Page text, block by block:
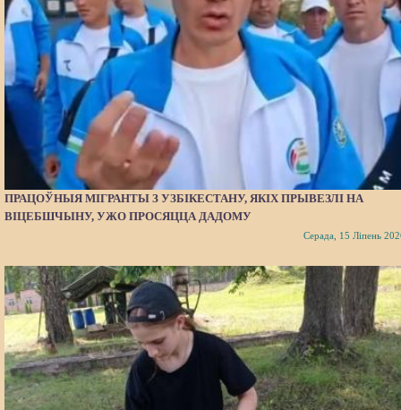
ПРАЦОЎНЫЯ МІГРАНТЫ З УЗБІКЕСТАНУ, ЯКІХ ПРЫВЕЗЛІ НА
ВІЦЕБШЧЫНУ, УЖО ПРОСЯЦЦА ДАДОМУ
Серада, 15 Ліпень